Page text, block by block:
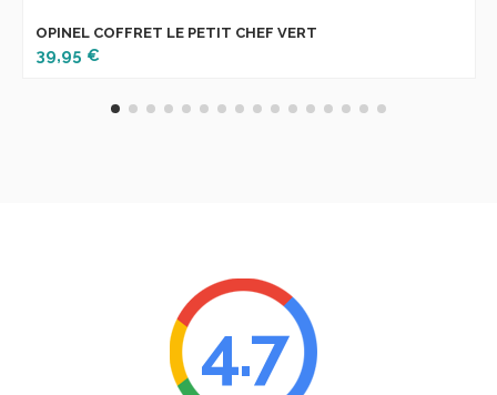
OPINEL COFFRET LE PETIT CHEF VERT
39,95 €
4.7